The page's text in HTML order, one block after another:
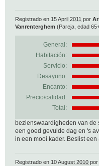
Registrado en 15 April 2011 por
Vanrenterghem (Pareja, edad
General:
Habitación:
Servicio:
Desayuno:
Encanto:
Precio/calidad:
Total:
bezienswaardigheden van de
een goed gevulde dag en 's
in een mooi kader. Beslist
Registrado en 10 August 2010 por